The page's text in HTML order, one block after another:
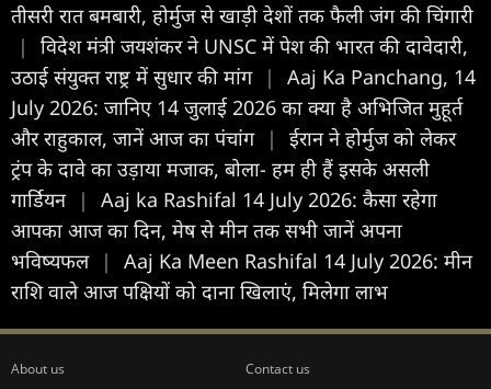
तीसरी रात बमबारी, होर्मुज से खाड़ी देशों तक फैली जंग की चिंगारी
|
विदेश मंत्री जयशंकर ने UNSC में पेश की भारत की दावेदारी,
उठाई संयुक्त राष्ट्र में सुधार की मांग |
Aaj Ka Panchang, 14
July 2026: जानिए 14 जुलाई 2026 का क्या है अभिजित मुहूर्त
और राहुकाल, जानें आज का पंचांग |
ईरान ने होर्मुज को लेकर
ट्रंप के दावे का उड़ाया मजाक, बोला- हम ही हैं इसके असली
गार्डियन |
Aaj ka Rashifal 14 July 2026: कैसा रहेगा
आपका आज का द‍िन, मेष से मीन तक सभी जानें अपना
भविष्यफल |
Aaj Ka Meen Rashifal 14 July 2026: मीन
राशि वाले आज पक्षियों को दाना खिलाएं, मिलेगा लाभ
About us Contact us